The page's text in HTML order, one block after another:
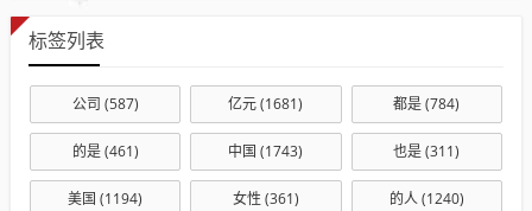
标签列表
公司 (587) 亿元(1681) 都是(784)
的是(461) 中国 (1743) 也是(311)
美国 (1194) 女性 (361) 的人(1240)